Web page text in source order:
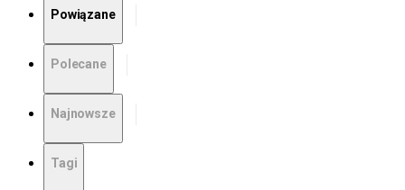
Powiązane
Polecane
Najnowsze
Tagi